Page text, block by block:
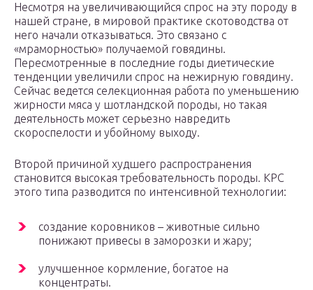
Несмотря на увеличивающийся спрос на эту породу в
нашей стране, в мировой практике скотоводства от
него начали отказываться. Это связано с
«мраморностью» получаемой говядины.
Пересмотренные в последние годы диетические
тенденции увеличили спрос на нежирную говядину.
Сейчас ведется селекционная работа по уменьшению
жирности мяса у шотландской породы, но такая
деятельность может серьезно навредить
скороспелости и убойному выходу.
Второй причиной худшего распространения
становится высокая требовательность породы. КРС
этого типа разводится по интенсивной технологии:
создание коровников – животные сильно
понижают привесы в заморозки и жару;
улучшенное кормление, богатое на
концентраты.